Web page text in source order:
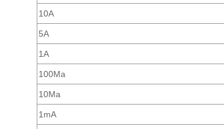
10A
5A
1A
100Ma
10Ma
1mA